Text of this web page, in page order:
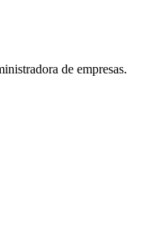
de empresas.